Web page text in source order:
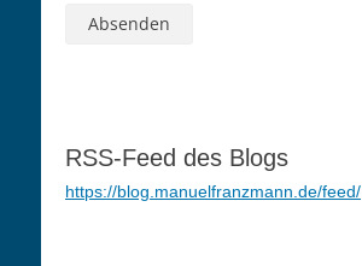
RSS-Feed des Blogs
https://blog.manuelfranzmann.de/feed/